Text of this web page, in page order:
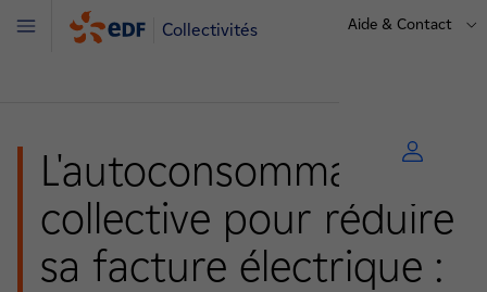
Collectivités Aide & Contact
Menu
L'autoconsommation
collective pour réduire
sa facture électrique :